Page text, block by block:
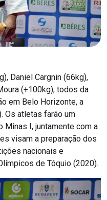
Daniel Cargnin (66kg),
(+100kg), todos da
em Belo Horizonte, a
Os atletas farão um
Minas I, juntamente com a
visam a preparação dos
nacionais e
de Tóquio (2020).